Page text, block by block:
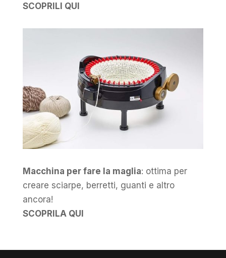
SCOPRILI QUI
Macchina per fare la maglia: ottima per
creare sciarpe, berretti, guanti e altro
ancora!
SCOPRILA QUI